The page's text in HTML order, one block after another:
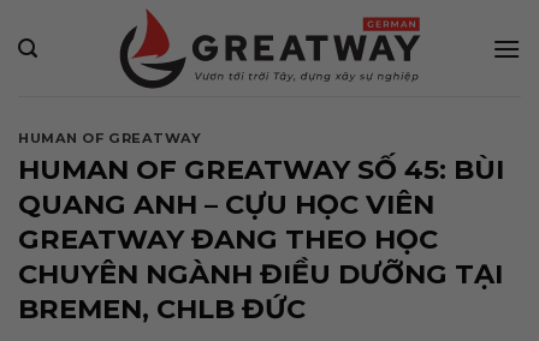
qua
HUMAN OF GREATWAY
HUMAN OF GREATWAY SỐ 45: BÙI
QUANG ANH – CỰU HỌC VIÊN
GREATWAY ĐANG THEO HỌC
CHUYÊN NGÀNH ĐIỀU DƯỠNG TẠI
BREMEN, CHLB ĐỨC